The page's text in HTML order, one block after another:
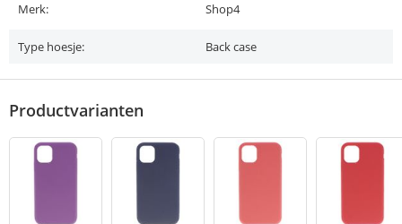
Merk: Shop4
Type hoesje: Back case
Productvarianten